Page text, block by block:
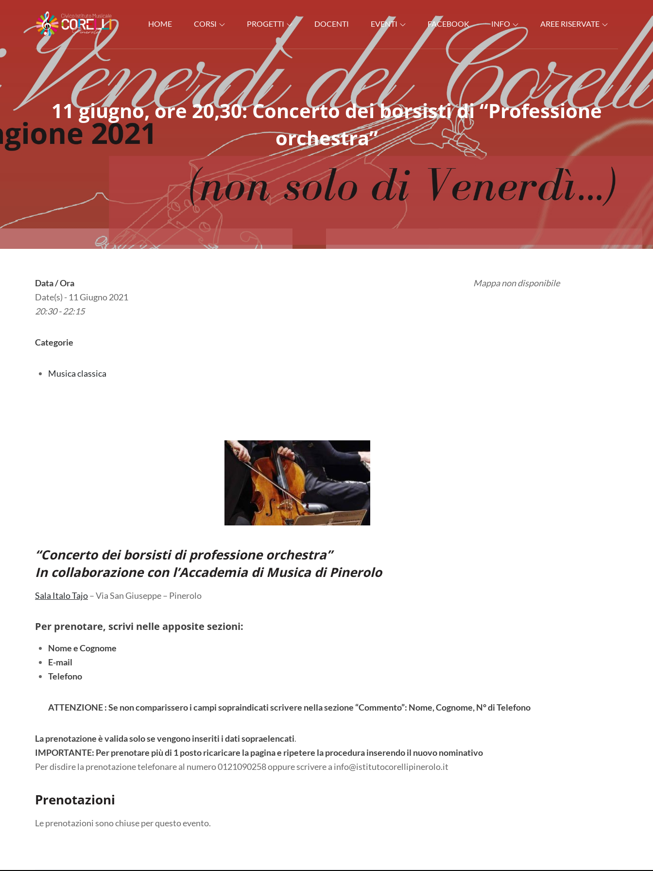
HOME CORSI PROGETTI DOCENTI EVENTI FACEBOOK INFO AREE RISERVATE
11 giugno, ore 20,30: Concerto dei borsisti di “Professione
orchestra”
Mappa non disponibile
Data / Ora
Date(s) - 11 Giugno 2021
20:30 - 22:15
Categorie
Musica classica
“Concerto dei borsisti di professione orchestra”
In collaborazione con l’Accademia di Musica di Pinerolo
Sala Italo Tajo– Via San Giuseppe – Pinerolo
Per prenotare, scrivi nelle apposite sezioni:
Nome e Cognome
E-mail
Telefono
ATTENZIONE : Se non comparissero i campi sopraindicati scrivere nella sezione “Commento”: Nome, Cognome, N° di Telefono
La prenotazione è valida solo se vengono inseriti i dati sopraelencati.
IMPORTANTE: Per prenotare più di 1 posto ricaricare la pagina e ripetere la procedura inserendo il nuovo nominativo
Per disdire la prenotazione telefonare al numero 0121090258 oppure scrivere a info@istitutocorellipinerolo.it
Prenotazioni
Le prenotazioni sono chiuse per questo evento.